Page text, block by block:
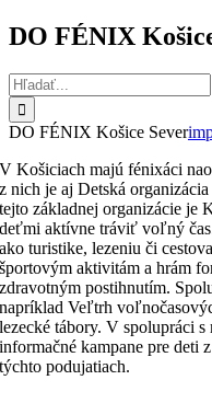
DO FÉNIX
Hľadať:
DO FÉNIX Košice Sever
V Košiciach majú fénixáci
z nich je aj Detská
tejto základnej organizácie je
deťmi aktívne tráviť voľný
ako turistike, lezeniu či
športovým aktivitám a hrám
zdravotným postihnutím.
napríklad Veľtrh
lezecké tábory. V spolupráci
informačné kampane pre deti
týchto podujatiach.